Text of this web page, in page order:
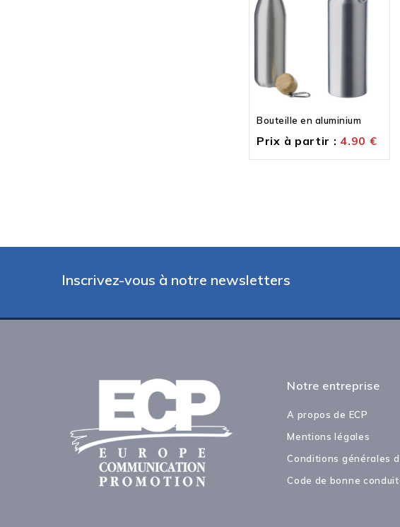
Bouteille en aluminium
Prix à partir : 4.90 €
Inscrivez-vous à notre newsletters
Notre entreprise
A propos de ECP
Mentions légales
Conditions générales
Code de bonne